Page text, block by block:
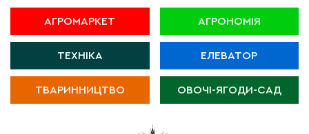
АГРОМАРКЕТ АГРОНОМІЯ
ТЕХНІКА ЕЛЕВАТОР
ТВАРИННИЦТВО ОВОЧІ-ЯГОДИ-САД